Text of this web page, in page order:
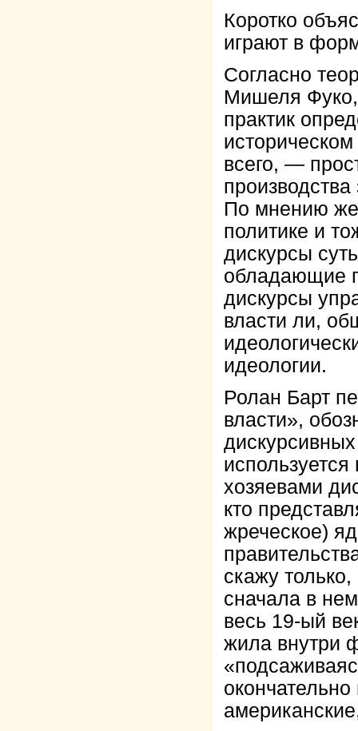
Коротко
играют в
Согласно
Мишеля Фуко,
практик
всего, —
По мнению же
политике и
дискурсы
обладающие
дискурсы
власти ли,
идеологии.
Ролан Барт
власти»,
хозяевами
кто
жреческое)
скажу
сначала в
весь 19-ый
жила внутри